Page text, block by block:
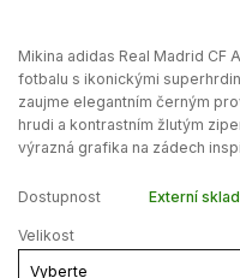
Mikina adidas Real Madrid CF
fotbalu s ikonickými
zaujme elegantním černým
hrudi a kontrastním žlutým
výrazná grafika na zádech
Dostupnost Externí
Velikost